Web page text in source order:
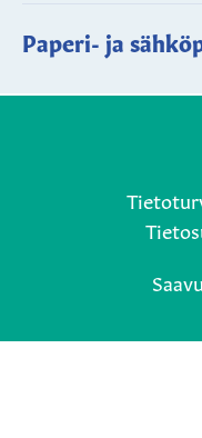
Paperi- ja